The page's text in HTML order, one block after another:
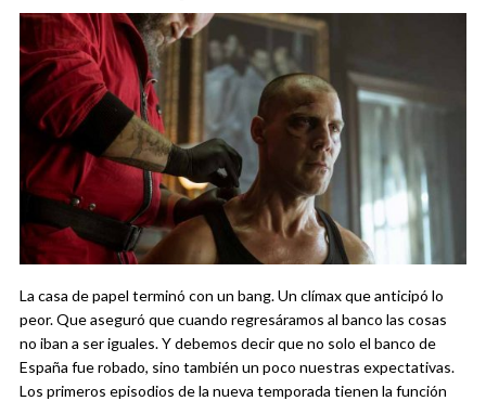
La casa de papel terminó con un bang. Un clímax que anticipó lo
peor. Que aseguró que cuando regresáramos al banco las cosas
no iban a ser iguales. Y debemos decir que no solo el banco de
España fue robado, sino también un poco nuestras expectativas.
Los primeros episodios de la nueva temporada tienen la función